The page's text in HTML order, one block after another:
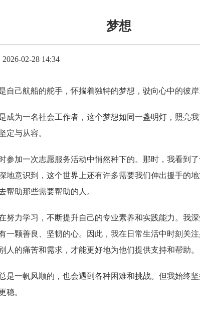
梦想
02-28 14:34
自己航船的舵手，怀揣着独特的梦想，驶向心中的彼岸
成为一名社会工作者，这个梦想如同一盏明灯，照亮
定与从容。
参加一次志愿服务活动中悄然种下的。那时，我看到
地意识到，这个世界上还有许多需要我们伸出援手的
帮助那些需要帮助的人。
努力学习，不断提升自己的专业素养和实践能力。我
一颗善良、坚韧的心。因此，我在日常生活中时刻关
人的痛苦和需求，才能更好地为他们提供支持和帮助。
是一帆风顺的，也会遇到各种困难和挑战。但我始终
稳。